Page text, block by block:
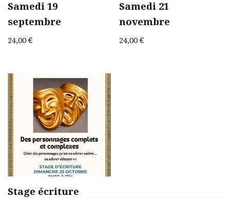
Samedi 19
septembre
24,00 €
Samedi 21
novembre
24,00€
Stage écriture